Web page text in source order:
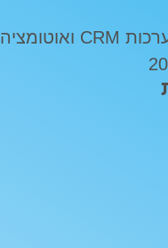
שיטה – פיתוח והטמעת מערכות CRM ואוטומציה